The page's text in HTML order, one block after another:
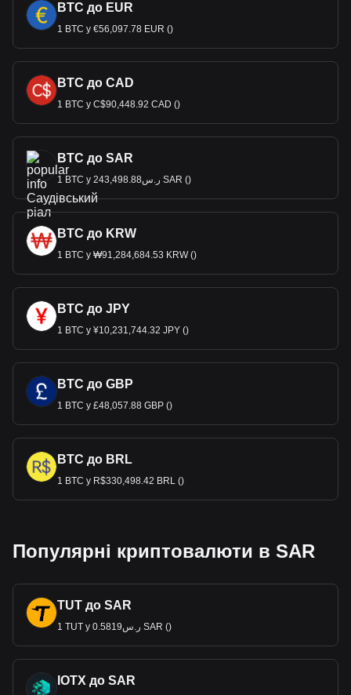
BTC до EUR
1 BTC у €56,097.78 EUR ()
BTC до CAD
1 BTC у C$90,448.92 CAD ()
BTC до SAR
1 BTC у ر.س243,498.88 SAR ()
BTC до KRW
1 BTC у ₩91,284,684.53 KRW ()
BTC до JPY
1 BTC у ¥10,231,744.32 JPY ()
BTC до GBP
1 BTC у £48,057.88 GBP ()
BTC до BRL
1 BTC у R$330,498.42 BRL ()
Популярні криптовалюти в SAR
TUT до SAR
1 TUT у ر.س0.5819 SAR ()
IOTX до SAR